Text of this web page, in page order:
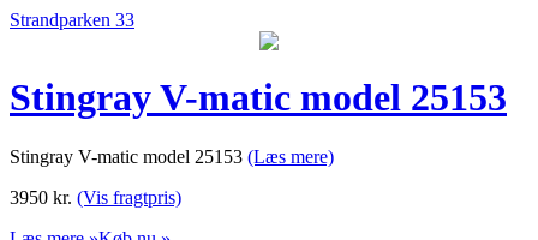
Strandparken 33
Stingray V-matic model 25153
Stingray V-matic model 25153 (Læs mere)
3950 kr. (Vis fragtpris)